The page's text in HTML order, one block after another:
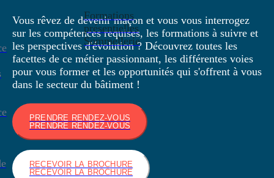
Formations
présentielles
Sommellerie
Vous rêvez de devenir maçon et vous vous interrogez
sur les compétences requises, les formations à suivre et
les perspectives d'évolution ? Découvrez toutes les
facettes de ce métier passionnant, les différentes voies
pour vous former et les opportunités qui s'offrent à vous
dans le secteur du bâtiment !
PRENDRE RENDEZ-VOUS
PRENDRE RENDEZ-VOUS
RECEVOIR LA BROCHURE
RECEVOIR LA BROCHURE